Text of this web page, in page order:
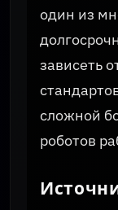
один из
зависеть
сложной
роботов